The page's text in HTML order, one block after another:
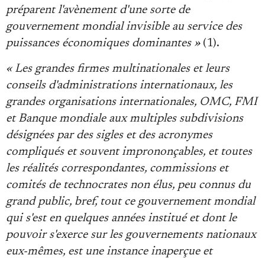
Demander à Vera
Se connecter
préparent l'avènement d'une sorte de
gouvernement mondial invisible au service des
puissances économiques dominantes »(1).
« Les grandes firmes multinationales et leurs
conseils d'administrations internationaux, les
grandes organisations internationales, OMC, FMI
et Banque mondiale aux multiples subdivisions
désignées par des sigles et des acronymes
compliqués et souvent imprononçables, et toutes
les réalités correspondantes, commissions et
comités de technocrates non élus, peu connus du
grand public, bref, tout ce gouvernement mondial
qui s'est en quelques années institué et dont le
pouvoir s'exerce sur les gouvernements nationaux
eux-mêmes, est une instance inaperçue et